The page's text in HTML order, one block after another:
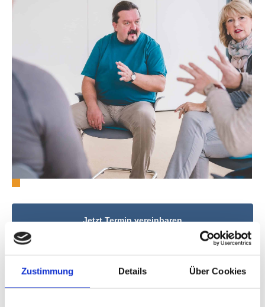
Zustimmung Details Über Cookies
Jetzt Termin vereinbaren
Ursachen von
Somatisierungsstörungen